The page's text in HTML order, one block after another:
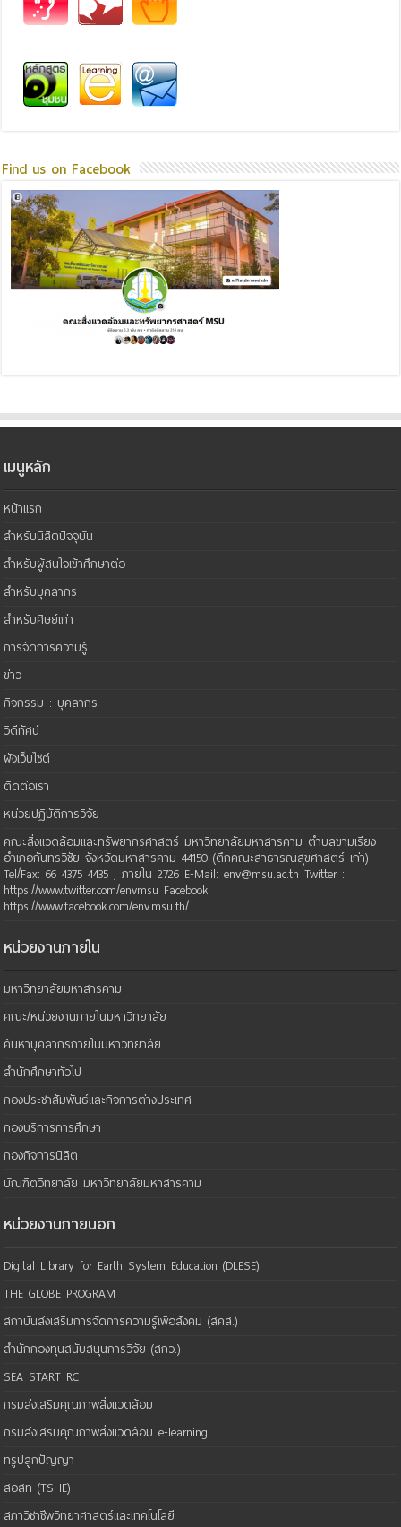
Find us on Facebook
เมนูหลัก
หน้าแรก
สำหรับนิสิตปัจจุบัน
สำหรับผู้สนใจเข้าศึกษาต่อ
สำหรับบุคลากร
สำหรับศิษย์เก่า
การจัดการความรู้
ข่าว
กิจกรรม : บุคลากร
วิดีทัศน์
ผังเว็บไซต์
ติดต่อเรา
หน่วยปฏิบัติการวิจัย
คณะสิ่งแวดล้อมและทรัพยากรศาสตร์ มหาวิทยาลัยมหาสารคาม ตำบลขามเรียง
อำเภอกันทรวิชัย จังหวัดมหาสารคาม 44150 (ตึกคณะสาธารณสุขศาสตร์ เก่า)
Tel/Fax: 66 4375 4435 , ภายใน 2726 E-Mail: env@msu.ac.th Twitter :
https://www.twitter.com/envmsu Facebook:
https://www.facebook.com/env.msu.th/
หน่วยงานภายใน
มหาวิทยาลัยมหาสารคาม
คณะ/หน่วยงานภายในมหาวิทยาลัย
ค้นหาบุคลากรภายในมหาวิทยาลัย
สำนักศึกษาทั่วไป
กองประชาสัมพันธ์และกิจการต่างประเทศ
กองบริการการศึกษา
กองกิจการนิสิต
บัณฑิตวิทยาลัย มหาวิทยาลัยมหาสารคาม
หน่วยงานภายนอก
Digital Library for Earth System Education (DLESE)
THE GLOBE PROGRAM
สถาบันส่งเสริมการจัดการความรู้เพือสังคม (สคส.)
สำนักกองทุนสนับสนุนการวิจัย (สกว.)
SEA START RC
กรมส่งเสริมคุณภาพสิ่งแวดล้อม
กรมส่งเสริมคุณภาพสิ่งแวดล้อม e-learning
ทรูปลูกปัญญา
สอสท (TSHE)
สภาวิชาชีพวิทยาศาสตร์และเทคโนโลยี